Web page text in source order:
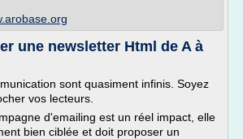
une newsletter Html de A à
sont quasiment infinis. Soyez
vos lecteurs.
d'emailing est un réel impact, elle
bien ciblée et doit proposer un